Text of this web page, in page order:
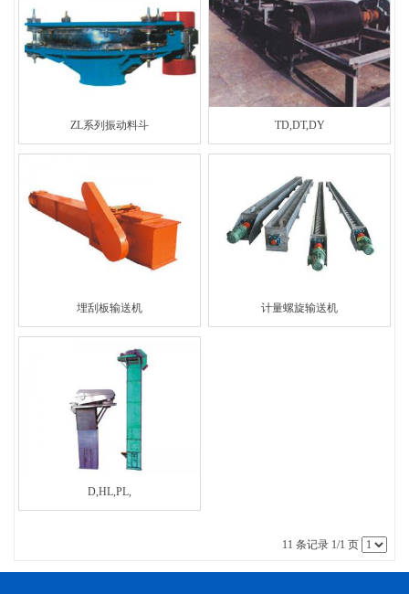
ZL系列振动料斗 TD,DT,DY
埋刮板输送机 计量螺旋输送机
D,HL,PL,
11 条记录 1/1 页